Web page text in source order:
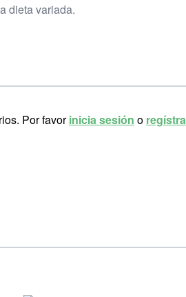
dieta variada.
Por favorinicia sesión o